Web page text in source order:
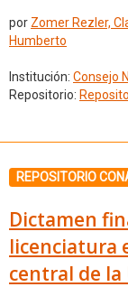
por Zomer Rezler,
Humberto
Institución: Consejo
Repositorio:
REPOSITORIO
Dictamen
licenciatura
central de la